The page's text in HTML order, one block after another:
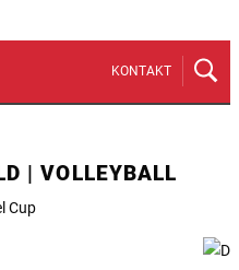
KONTAKT
| VOLLEYBALL
Cup